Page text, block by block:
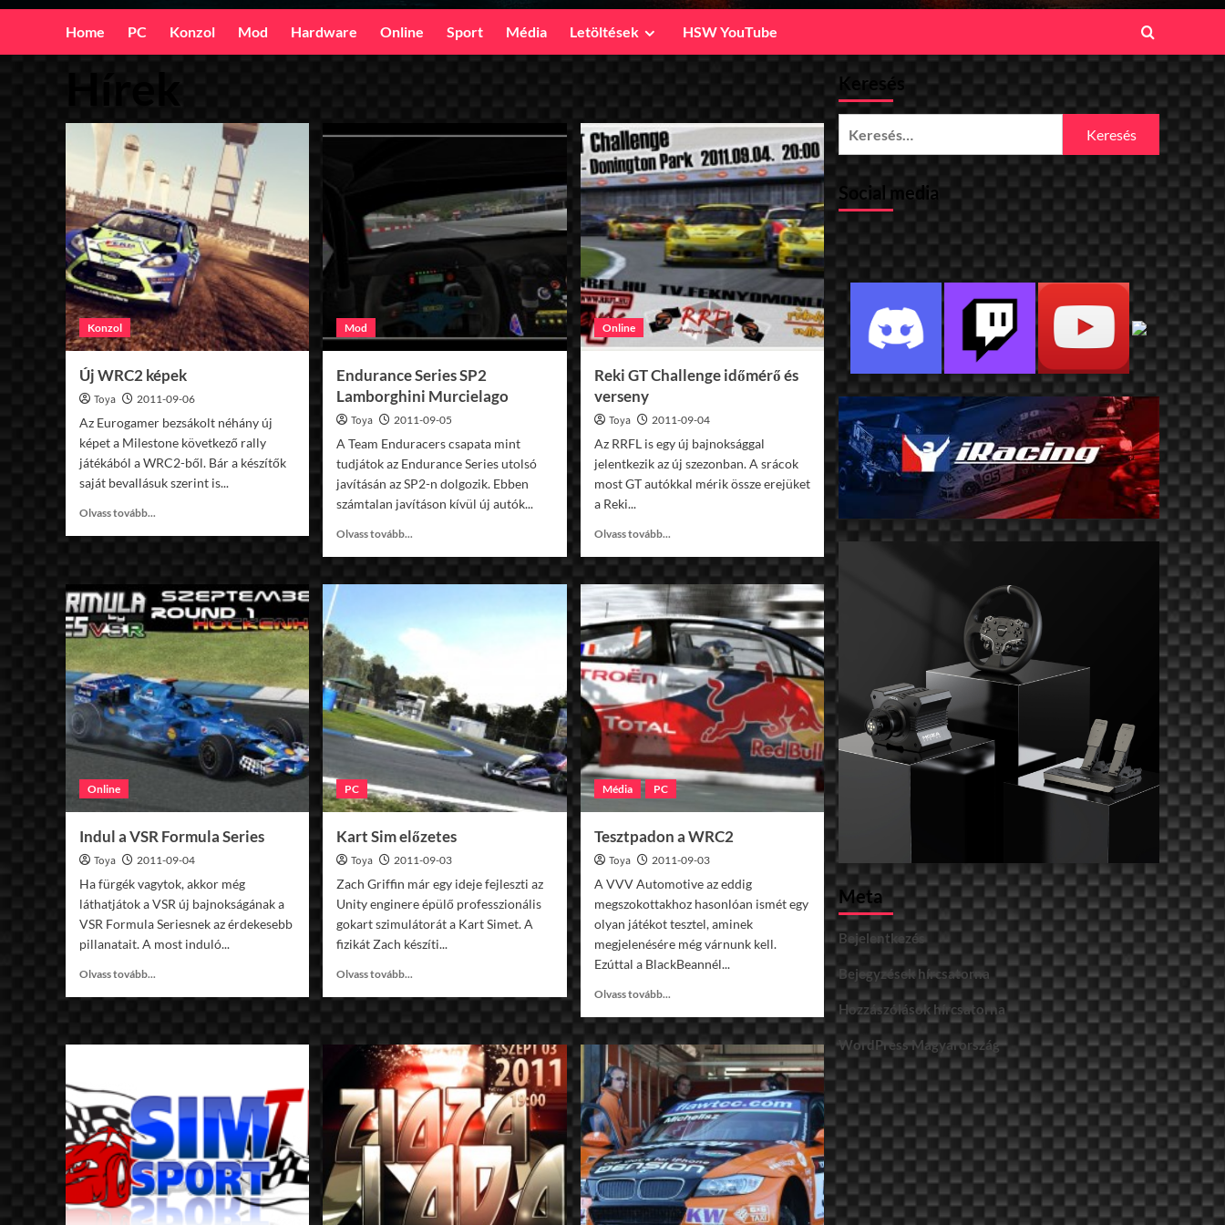
Home PC Konzol Mod Hardware Online Sport Média Letöltések HSW YouTube
Konzol
Új WRC2 képek
Toya 2011-09-06
Az Eurogamer bezsákolt néhány új
képet a Milestone következő rally
játékából a WRC2-ből. Bár a készítők
saját bevallásuk szerint is...
Olvass tovább...
képek
Mod
Endurance Series SP2
Lamborghini Murcielago
Toya 2011-09-05
A Team Enduracers csapata mint
tudjátok az Endurance Series utolsó
javításán az SP2-n dolgozik. Ebben
számtalan javításon kívül új autók...
Olvass tovább...
Endurance
Lamborghini
Online
Reki GT Challenge időmérő és
verseny
Toya 2011-09-04
Az RRFL is egy új bajnoksággal
jelentkezik az új szezonban. A srácok
most GT autókkal mérik össze erejüket
a Reki...
Olvass tovább...
about
Reki
GT
Challenge
időmérő
és
verseny
Online
Indul a VSR Formula Series
Toya 2011-09-04
Ha fürgék vagytok, akkor még
láthatjátok a VSR új bajnokságának a
VSR Formula Seriesnek az érdekesebb
pillanatait. A most induló...
Olvass tovább...
Series
PC
Kart Sim előzetes
Toya 2011-09-03
Zach Griffin már egy ideje fejleszti az
Unity enginere épülő professzionális
gokart szimulátorát a Kart Simet. A
fizikát Zach készíti...
Olvass tovább...
Kart
előzetes
Média PC
Tesztpadon a WRC2
Toya 2011-09-03
A VVV Automotive az eddig
megszokottakhoz hasonlóan ismét egy
olyan játékot tesztel, aminek
megjelenésére még várnunk kell.
Ezúttal a BlackBeannél...
Olvass tovább...
about
Tesztpadon
a
WRC2
Keresés
Social media
Meta
Bejelentkezés
Bejegyzések hírcsatorna
Hozzászólások hírcsatorna
WordPress Magyarország